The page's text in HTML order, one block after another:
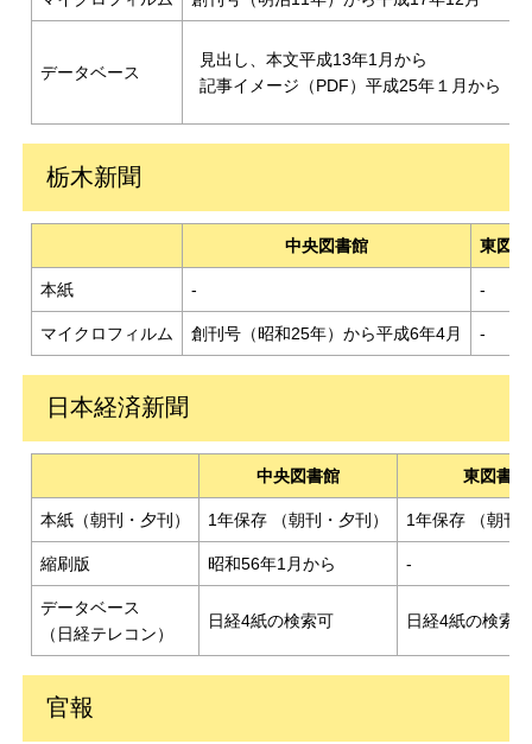
データベース
見出し、本文平成13年1月から
記事イメージ（PDF）平成25年１月から
栃木新聞
中央図書館 東図
本紙 - -
マイクロフィルム 創刊号（昭和25年）から平成6年4月 -
日本経済新聞
中央図書館 東図書館
本紙（朝刊・夕刊） 1年保存 （朝刊・夕刊） 1年保存 （朝刊
縮刷版 昭和56年1月から -
データベース
（日経テレコン）
日経4紙の検索可 日経4紙の検索可
官報